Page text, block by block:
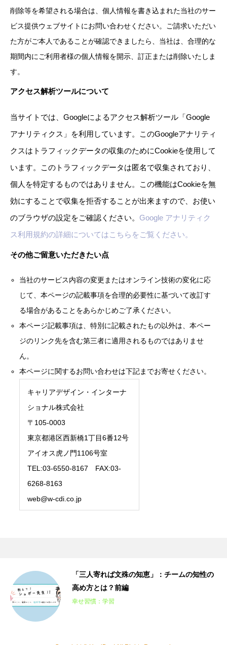
削除等を希望される場合は、個人情報を書き込まれた当社のサー
ビス提供ウェブサイトにお問い合わせください。ご請求いただい
た方がご本人であることが確認できましたら、当社は、合理的な
期間内にご利用者様の個人情報を開示、訂正または削除いたしま
す。
アクセス解析ツールについて
当サイトでは、Googleによるアクセス解析ツール「Google
アナリティクス」を利用しています。このGoogleアナリティ
クスはトラフィックデータの収集のためにCookieを使用して
います。このトラフィックデータは匿名で収集されており、
個人を特定するものではありません。この機能はCookieを無
効にすることで収集を拒否することが出来ますので、お使い
のブラウザの設定をご確認ください。 Google アナリティク
ス利用規約の詳細についてはこちらをご覧ください。
その他ご留意いただきたい点
当社のサービス内容の変更またはオンライン技術の変化に応
じて、本ページの記載事項を合理的必要性に基づいて改訂す
る場合があることをあらかじめご了承ください。
本ページ記載事項は、特別に記載されたもの以外は、本ペー
ジのリンク先を含む第三者に適用されるものではありませ
ん。
本ページに関するお問い合わせは下記までお寄せください。
キャリアデザイン・インターナ
ショナル株式会社
〒105-0003
東京都港区西新橋1丁目6番12号
アイオス虎ノ門1106号室
TEL:03-6550-8167 FAX:03-
6268-8163
web@w-cdi.co.jp
「三人寄れば文殊の知恵」：チームの知性の
高め方とは？前編
幸せ習慣：学習